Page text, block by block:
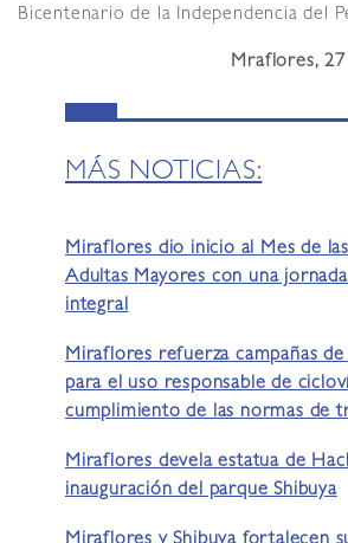
Bicentenario de la Independencia del
Mraflores,
MÁS NOTICIAS:
Miraflores dio inicio al Mes de
Adultas Mayores con una
integral
Miraflores refuerza campañas de
para el uso responsable de
cumplimiento de las normas de
Miraflores devela estatua de
inauguración del parque Shibuya